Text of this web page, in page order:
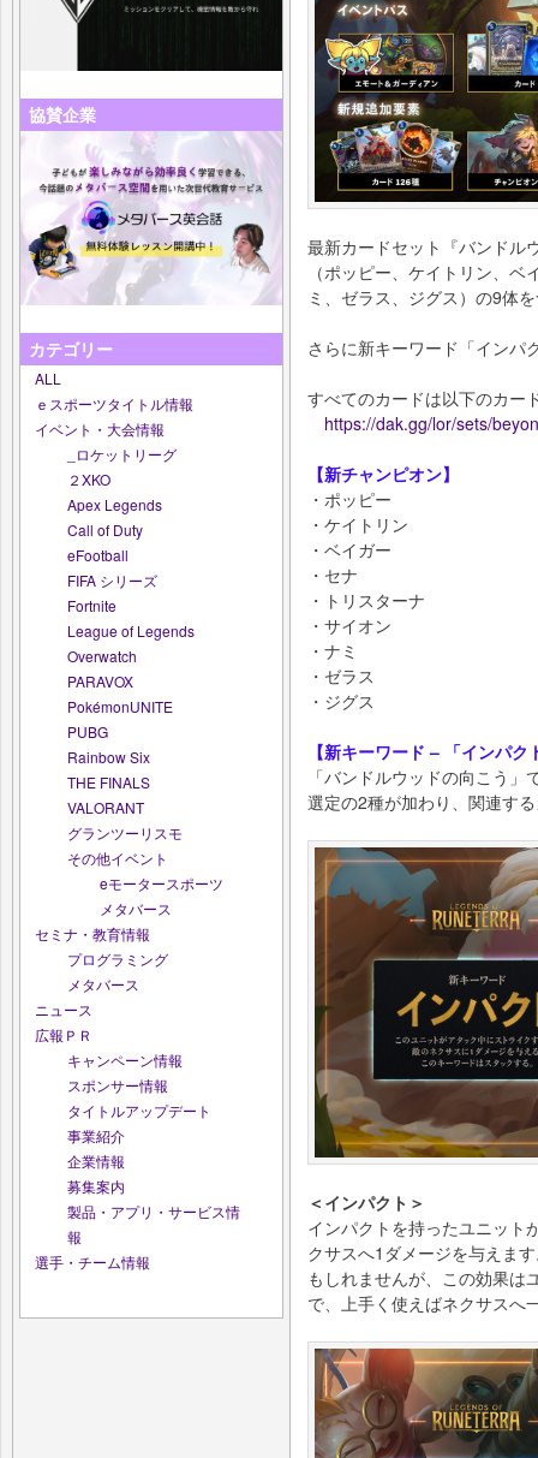
協賛企業
カテゴリー
ALL
ｅスポーツタイトル情報
イベント・大会情報
_ロケットリーグ
２XKO
Apex Legends
Call of Duty
eFootball
FIFA シリーズ
Fortnite
League of Legends
Overwatch
PARAVOX
PokémonUNITE
PUBG
Rainbow Six
THE FINALS
VALORANT
グランツーリスモ
その他イベント
eモータースポーツ
メタバース
セミナ・教育情報
プログラミング
メタバース
ニュース
広報ＰＲ
キャンペーン情報
スポンサー情報
タイトルアップデート
事業紹介
企業情報
募集案内
製品・アプリ・サービス情
報
選手・チーム情報
最新カードセット『バンドル
（ポッピー、ケイトリン、
ミ、ゼラス、ジグス）の9体
さらに新キーワード「インパ
すべてのカードは以下のカー
https://dak.gg/lor/sets/
【新チャンピオン】
・ポッピー
・ケイトリン
・ベイガー
・セナ
・トリスターナ
・サイオン
・ナミ
・ゼラス
・ジグス
【新キーワード – 「インパ
「バンドルウッドの向こう
選定の2種が加わり、関連す
＜インパクト＞
インパクトを持ったユニット
クサスへ1ダメージを与えま
もしれませんが、この効果は
で、上手く使えばネクサスへ